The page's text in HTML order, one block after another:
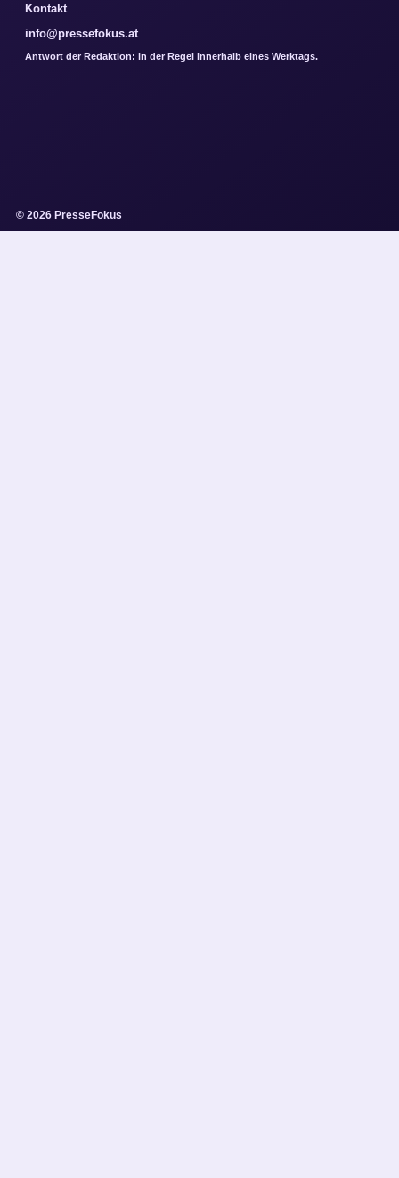
Kontakt
info@pressefokus.at
Antwort der Redaktion: in der Regel innerhalb eines Werktags.
© 2026 PresseFokus